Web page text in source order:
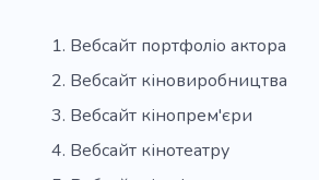
Вебсайт портфоліо актора
Вебсайт кіновиробництва
Вебсайт кінопрем'єри
Вебсайт кінотеатру